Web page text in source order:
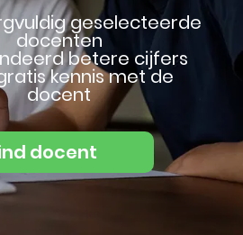
geselecteerde
docenten
betere cijfers
kennis met de
docent
docent